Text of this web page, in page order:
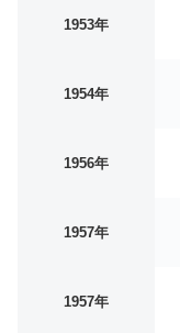
1953年
1954年
1956年
1957年
1957年